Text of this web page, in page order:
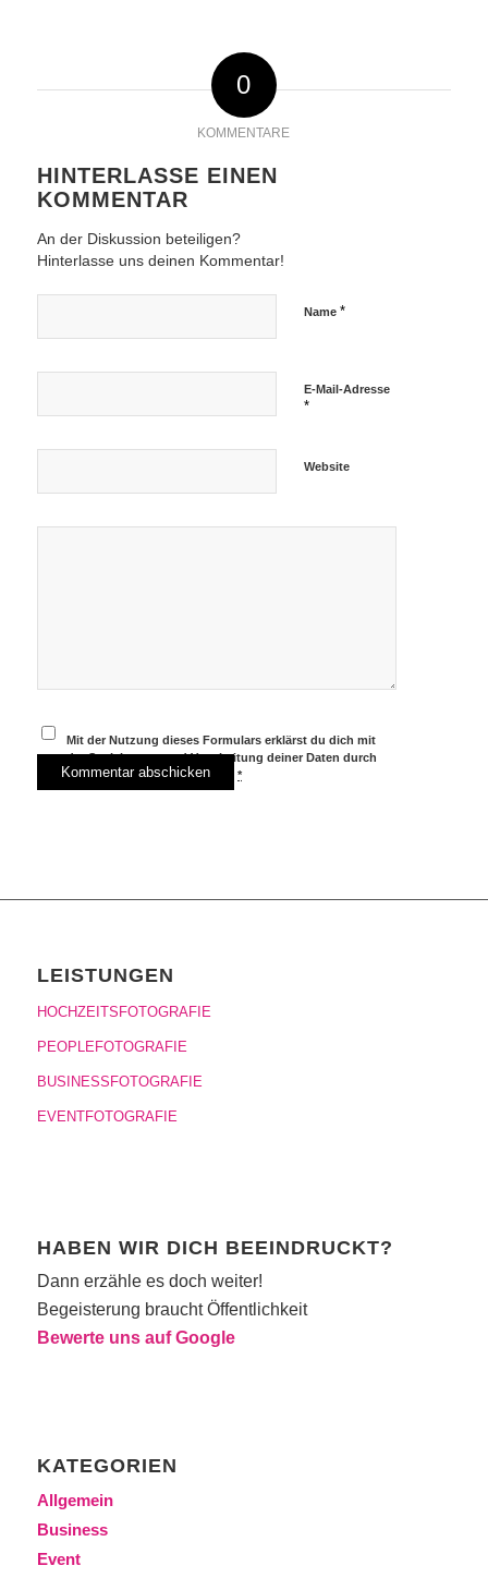
0
KOMMENTARE
HINTERLASSE EINEN
KOMMENTAR
An der Diskussion beteiligen?
Hinterlasse uns deinen Kommentar!
Name *
E-Mail-Adresse
*
Website
Mit der Nutzung dieses Formulars erklärst du dich mit
der Speicherung und Verarbeitung deiner Daten durch
diese Website einverstanden.*
LEISTUNGEN
HOCHZEITSFOTOGRAFIE
PEOPLEFOTOGRAFIE
BUSINESSFOTOGRAFIE
EVENTFOTOGRAFIE
HABEN WIR DICH BEEINDRUCKT?
Dann erzähle es doch weiter!
Begeisterung braucht Öffentlichkeit
Bewerte uns auf Google
KATEGORIEN
Allgemein
Business
Event